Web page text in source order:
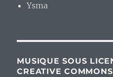
Ysma
MUSIQUE SOUS
CREATIVE COMMONS